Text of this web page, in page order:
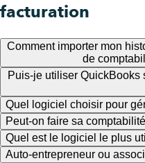
facturation
Comment importer mon
de
Puis-je utiliser
Quel logiciel choisir pour
Peut-on faire sa
Quel est le logiciel le plus
Auto-entrepreneur ou